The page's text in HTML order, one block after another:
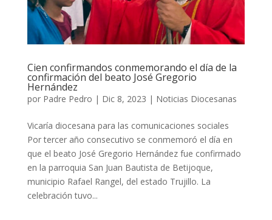
Cien confirmandos conmemorando el día de la
confirmación del beato José Gregorio
Hernández
por Padre Pedro | Dic 8, 2023 | Noticias Diocesanas
Vicaría diocesana para las comunicaciones sociales
Por tercer año consecutivo se conmemoró el día en
que el beato José Gregorio Hernández fue confirmado
en la parroquia San Juan Bautista de Betijoque,
municipio Rafael Rangel, del estado Trujillo. La
celebración tuvo...